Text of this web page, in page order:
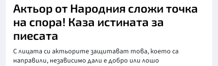
Актьор от Народния сложи точка
на спора! Каза истината за
пиесата
С лицата си актьорите защитават това, което са
направили, независимо дали е добро или лошо